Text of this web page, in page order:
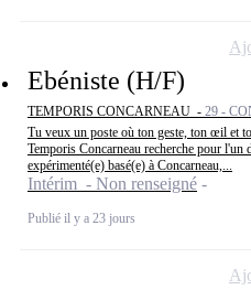
Ebéniste (H/F)
TEMPORIS CONCARNEAU - 29 -
Tu veux un poste où ton geste, ton œil et
Temporis Concarneau recherche pour l'un
expérimenté(e) basé(e) à Concarneau,...
Intérim - Non renseigné
Publié il y a 23 jours